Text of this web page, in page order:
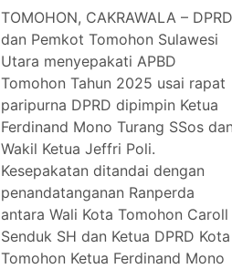
TOMOHON, CAKRAWALA –
dan Pemkot Tomohon Sulawesi
Utara menyepakati APBD
Tomohon Tahun 2025 usai rapat
paripurna DPRD dipimpin Ketua
Ferdinand Mono Turang SSos
Wakil Ketua Jeffri Poli.
Kesepakatan ditandai dengan
penandatanganan Ranperda
antara Wali Kota Tomohon Caroll
Senduk SH dan Ketua DPRD Kota
Tomohon Ketua Ferdinand Mono